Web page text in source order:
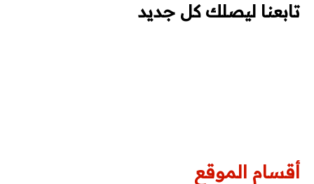
تابعنا ليصلك كل جديد
أقسام الموقع